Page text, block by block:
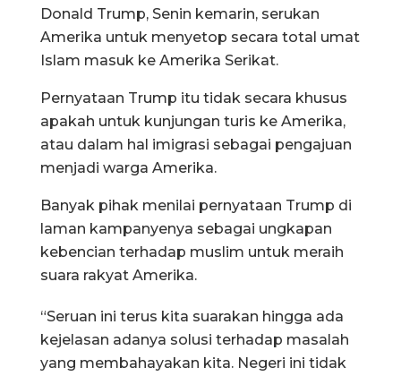
Donald Trump, Senin kemarin, serukan
Amerika untuk menyetop secara total umat
Islam masuk ke Amerika Serikat.
Pernyataan Trump itu tidak secara khusus
apakah untuk kunjungan turis ke Amerika,
atau dalam hal imigrasi sebagai pengajuan
menjadi warga Amerika.
Banyak pihak menilai pernyataan Trump di
laman kampanyenya sebagai ungkapan
kebencian terhadap muslim untuk meraih
suara rakyat Amerika.
“Seruan ini terus kita suarakan hingga ada
kejelasan adanya solusi terhadap masalah
yang membahayakan kita. Negeri ini tidak